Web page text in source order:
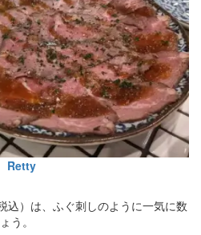
Retty
込）は、ふぐ刺しのように一気に数
う。